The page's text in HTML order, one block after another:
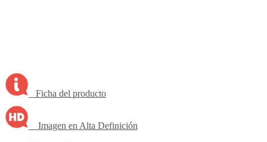
Ficha del producto
Imagen en Alta Definición